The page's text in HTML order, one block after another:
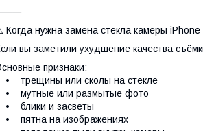
Когда нужна замена стекла камеры iPhone
вы заметили ухудшение качества
признаки:
• трещины или сколы на стекле
• мутные или размытые фото
• блики и засветы
• пятна на изображениях